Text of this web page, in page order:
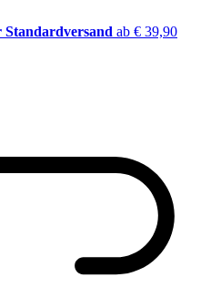
Standardversand ab € 39,90